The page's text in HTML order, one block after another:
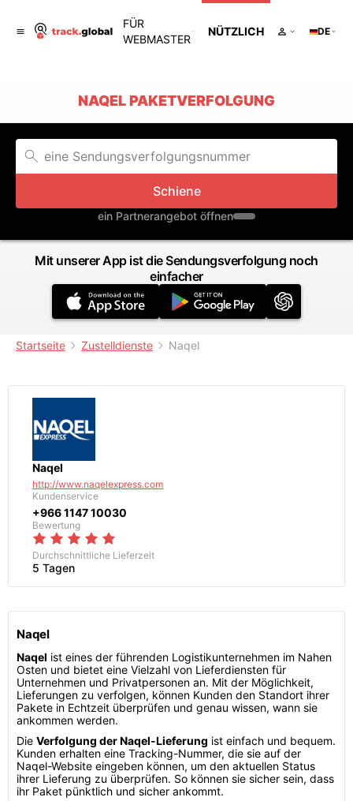
FÜR
WEBMASTER
NÜTZLICH DE
NAQEL PAKETVERFOLGUNG
Schiene
ein Partnerangebot öffnen
Mit unserer App ist die Sendungsverfolgung noch
einfacher
Startseite Zustelldienste Naqel
Naqel
http://www.naqelexpress.com
Kundenservice
+966 1147 10030
Bewertung
Durchschnittliche Lieferzeit
5 Tagen
Naqel
Naqel ist eines der führenden Logistikunternehmen im Nahen
Osten und bietet eine Vielzahl von Lieferdiensten für
Unternehmen und Privatpersonen an. Mit der Möglichkeit,
Lieferungen zu verfolgen, können Kunden den Standort ihrer
Pakete in Echtzeit überprüfen und genau wissen, wann sie
ankommen werden.
Die Verfolgung der Naqel-Lieferung ist einfach und bequem.
Kunden erhalten eine Tracking-Nummer, die sie auf der
Naqel-Website eingeben können, um den aktuellen Status
ihrer Lieferung zu überprüfen. So können sie sicher sein, dass
ihr Paket pünktlich und sicher ankommt.